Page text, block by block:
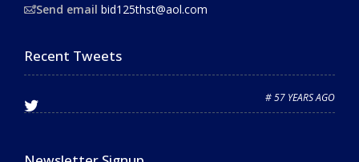
Send email bid125thst@aol.com
Recent Tweets
# 57 YEARS AGO